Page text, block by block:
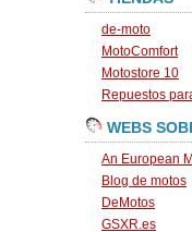
de-moto
MotoComfort
Motostore 10
Repuestos
WEBS
An European
Blog de motos
DeMotos
GSXR.es